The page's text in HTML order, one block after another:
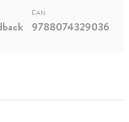
EAN
9788074329036